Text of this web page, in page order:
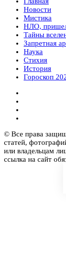
Новости
Мистика
НЛО,
Тайны
Запретная
Наука
Стихия
История
Гороскоп
© Все права
статей,
или владельцам
ссылка на сайт